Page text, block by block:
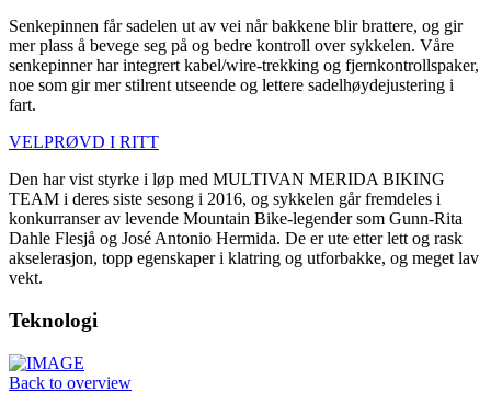
Senkepinnen får sadelen ut av vei når bakkene blir brattere, og gir
mer plass å bevege seg på og bedre kontroll over sykkelen. Våre
senkepinner har integrert kabel/wire-trekking og fjernkontrollspaker,
noe som gir mer stilrent utseende og lettere sadelhøydejustering i
fart.
VELPRØVD I RITT
Den har vist styrke i løp med MULTIVAN MERIDA BIKING
TEAM i deres siste sesong i 2016, og sykkelen går fremdeles i
konkurranser av levende Mountain Bike-legender som Gunn-Rita
Dahle Flesjå og José Antonio Hermida. De er ute etter lett og rask
akselerasjon, topp egenskaper i klatring og utforbakke, og meget lav
vekt.
Teknologi
Back to overview